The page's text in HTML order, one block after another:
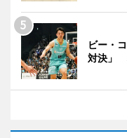
ビー・
対決」